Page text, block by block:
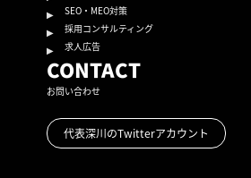
SEO・MEO対策
採用コンサルティング
求人広告
CONTACT
お問い合わせ
代表深川のTwitterアカウント